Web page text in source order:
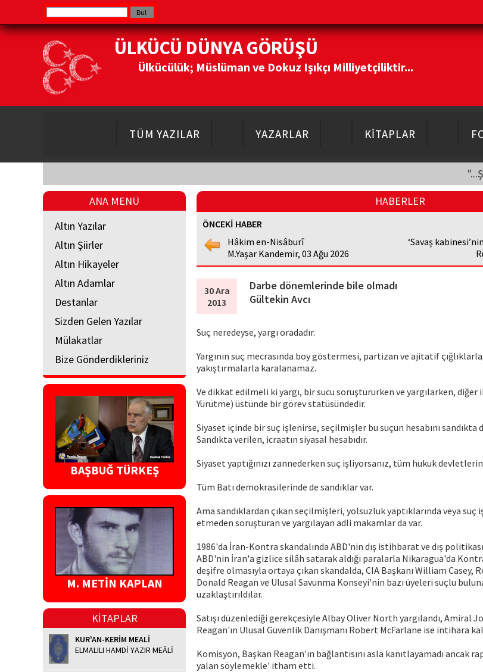
ÜLKÜCÜ DÜNYA GÖRÜŞÜ
Ülkücülük; Müslüman ve Dokuz Işıkçı Milliyetçiliktir...
TÜM YAZILAR YAZARLAR KİTAPLAR
ANA MENÜ
Altın Yazılar
Altın Şiirler
Altın Hikayeler
Altın Adamlar
Destanlar
Sizden Gelen Yazılar
Mülakatlar
Bize Gönderdikleriniz
BAŞBUĞ TÜRKEŞ
M. METİN KAPLAN
KİTAPLAR
KUR'AN-KERİM MEALİ
ELMALILI HAMDİ YAZIR MEÂLİ
HABERLER
ÖNCEKİ HABER
Hâkim en-Nisâburî
M.Yaşar Kandemir, 03 Ağu 2026
‘Savaş
30 Ara
2013
Darbe dönemlerinde bile olmadı
Gültekin Avcı
Suç neredeyse, yargı oradadır.
Yargının suç mecrasında boy göstermesi, partizan ve ajitatif
yakıştırmalarla karalanamaz.
Ve dikkat edilmeli ki yargı, bir sucu soruştururken ve yargılarken, diğer
Yürütme) üstünde bir görev statüsündedir.
Siyaset içinde bir suç işlenirse, seçilmişler bu suçun hesabını sandıkta
Sandıkta verilen, icraatın siyasal hesabıdır.
Siyaset yaptığınızı zannederken suç işliyorsanız, tüm hukuk
Tüm Batı demokrasilerinde de sandıklar var.
Ama sandıklardan çıkan seçilmişleri, yolsuzluk yaptıklarında veya
etmeden soruşturan ve yargılayan adli makamlar da var.
1986'da İran-Kontra skandalında ABD'nin dış istihbarat ve dış
ABD'nin İran'a gizlice silâh satarak aldığı paralarla Nikaragua'da
deşifre olmasıyla ortaya çıkan skandalda, CIA Başkanı William Casey,
Donald Reagan ve Ulusal Savunma Konseyi'nin bazı üyeleri suçlu
uzaklaştırıldılar.
Satışı düzenlediği gerekçesiyle Albay Oliver North yargılandı,
Reagan'ın Ulusal Güvenlik Danışmanı Robert McFarlane ise intihara
Komisyon, Başkan Reagan'ın bağlantısını asla kanıtlayamadı ancak
yalan söylemekle' itham etti.